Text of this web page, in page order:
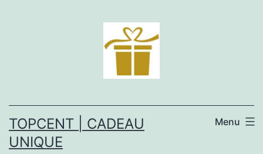
TOPCENT | CADEAU
UNIQUE
Menu